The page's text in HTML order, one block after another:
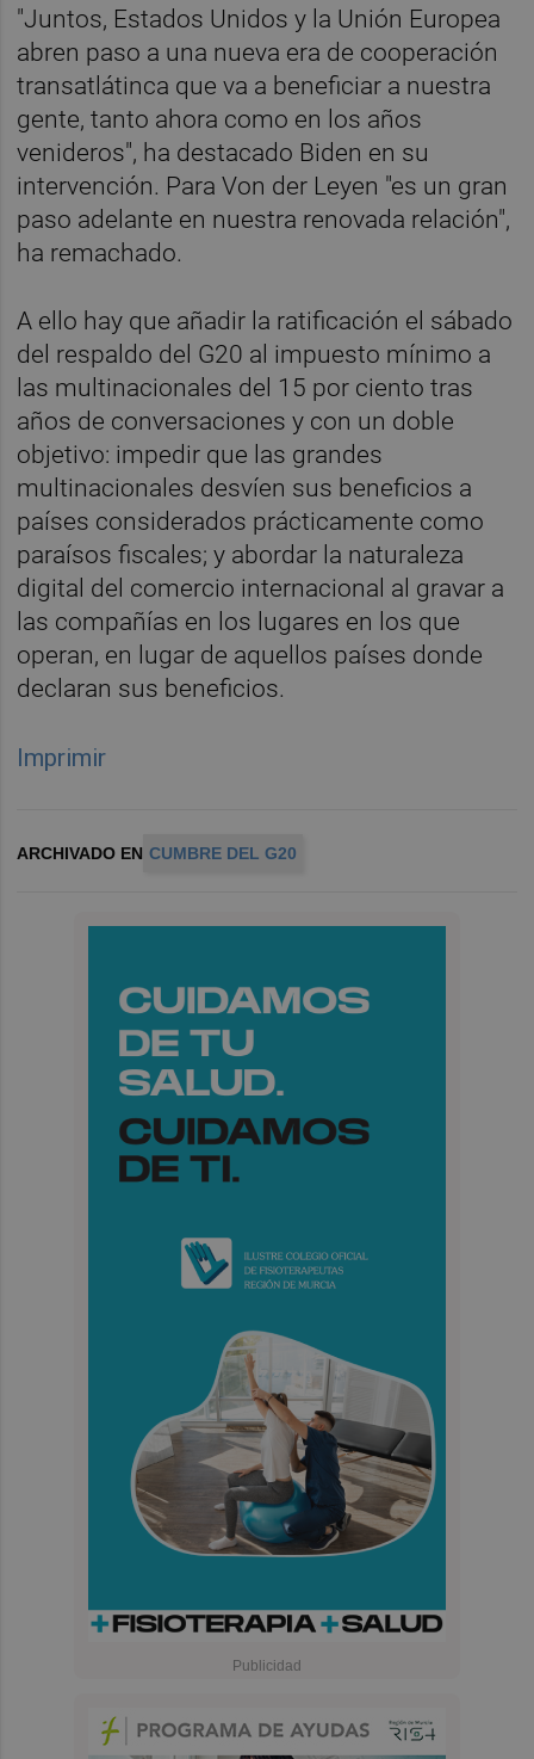
"Juntos, Estados Unidos y la Unión Europea
abren paso a una nueva era de cooperación
transatlátinca que va a beneficiar a nuestra
gente, tanto ahora como en los años
venideros", ha destacado Biden en su
intervención. Para Von der Leyen "es un gran
paso adelante en nuestra renovada relación",
ha remachado.
A ello hay que añadir la ratificación el sábado
del respaldo del G20 al impuesto mínimo a
las multinacionales del 15 por ciento tras
años de conversaciones y con un doble
objetivo: impedir que las grandes
multinacionales desvíen sus beneficios a
países considerados prácticamente como
paraísos fiscales; y abordar la naturaleza
digital del comercio internacional al gravar a
las compañías en los lugares en los que
operan, en lugar de aquellos países donde
declaran sus beneficios.
Imprimir
ARCHIVADO EN CUMBRE DEL G20